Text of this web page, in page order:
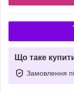
Що таке
Замовлення